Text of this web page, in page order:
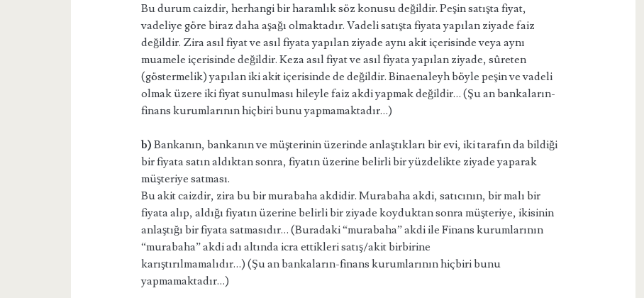
Bu durum caizdir, herhangi bir haramlık söz konusu değildir. Peşin satışta fiyat,
vadeliye göre biraz daha aşağı olmaktadır. Vadeli satışta fiyata yapılan ziyade faiz
değildir. Zira asıl fiyat ve asıl fiyata yapılan ziyade aynı akit içerisinde veya aynı
muamele içerisinde değildir. Keza asıl fiyat ve asıl fiyata yapılan ziyade, sûreten
(göstermelik) yapılan iki akit içerisinde de değildir. Binaenaleyh böyle peşin ve vadeli
olmak üzere iki fiyat sunulması hileyle faiz akdi yapmak değildir… (Şu an bankaların-
finans kurumlarının hiçbiri bunu yapmamaktadır…)
b) Bankanın, bankanın ve müşterinin üzerinde anlaştıkları bir evi, iki tarafın da bildiği
bir fiyata satın aldıktan sonra, fiyatın üzerine belirli bir yüzdelikte ziyade yaparak
müşteriye satması.
Bu akit caizdir, zira bu bir murabaha akdidir. Murabaha akdi, satıcının, bir malı bir
fiyata alıp, aldığı fiyatın üzerine belirli bir ziyade koyduktan sonra müşteriye, ikisinin
anlaştığı bir fiyata satmasıdır… (Buradaki “murabaha” akdi ile Finans kurumlarının
“murabaha” akdi adı altında icra ettikleri satış/akit birbirine
karıştırılmamalıdır…) (Şu an bankaların-finans kurumlarının hiçbiri bunu
yapmamaktadır…)